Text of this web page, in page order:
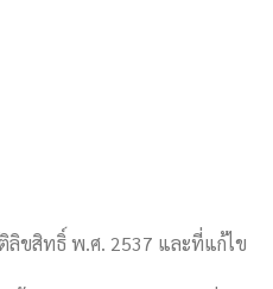
ขสิทธิ์ พ.ศ. 2537 และที่แก้ไข